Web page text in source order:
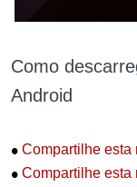
Como
Android
• Compartilhe esta
• Compartilhe esta